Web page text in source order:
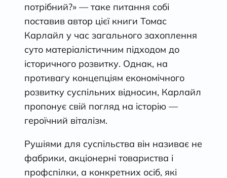
потрібний?» — таке питання собі
поставив автор цієї книги Томас
Карлайл у час загального захоплення
суто матеріалістичним підходом до
історичного розвитку. Однак, на
противагу концепціям економічного
розвитку суспільних відносин, Карлайл
пропонує свій погляд на історію —
героїчний віталізм.
Рушіями для суспільства він називає не
фабрики, акціонерні товариства і
профспілки, а конкретних осіб, які